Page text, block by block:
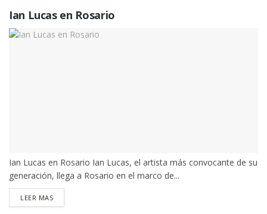
Ian Lucas en Rosario
Ian Lucas en Rosario Ian Lucas, el artista más convocante de su
generación, llega a Rosario en el marco de...
LEER MASDETAILS